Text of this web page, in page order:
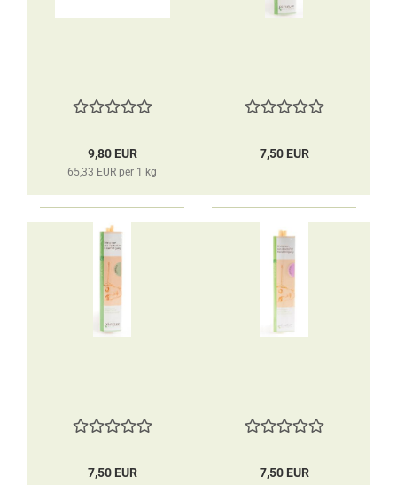
9,80 EUR
65,33 EUR per 1 kg
7,50 EUR
7,50 EUR 7,50 EUR